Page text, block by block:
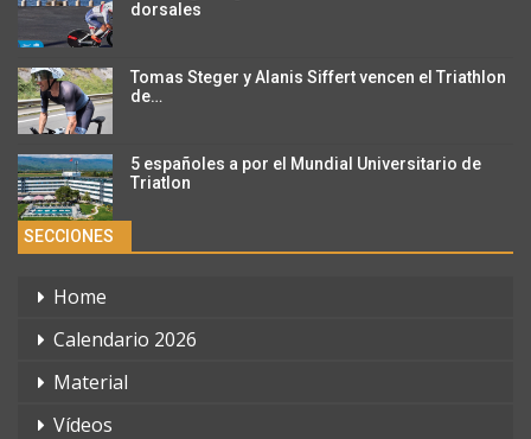
dorsales
Tomas Steger y Alanis Siffert vencen el Triathlon
de…
5 españoles a por el Mundial Universitario de
Triatlon
SECCIONES
Home
Calendario 2026
Material
Vídeos